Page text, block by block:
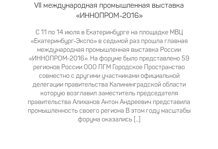
VII международная промышленная выставка
«ИННОПРОМ-2016»
С 11 по 14 июля в Екатеринбурге на площадке МВЦ
«Екатеринбург-Экспо» в седьмой раз прошла главная
международная промышленная выставка России
«ИННОПРОМ-2016». На форуме было представлено 59
регионов России ООО ПГМ Городское Пространство
совместно с другими участниками официальной
делегации правительства Калининградской области
которую возглавил заместитель председателя
правительства Алиханов Антон Андреевич представила
промышленность своего региона В этом году масштабы
форума оказались [...]